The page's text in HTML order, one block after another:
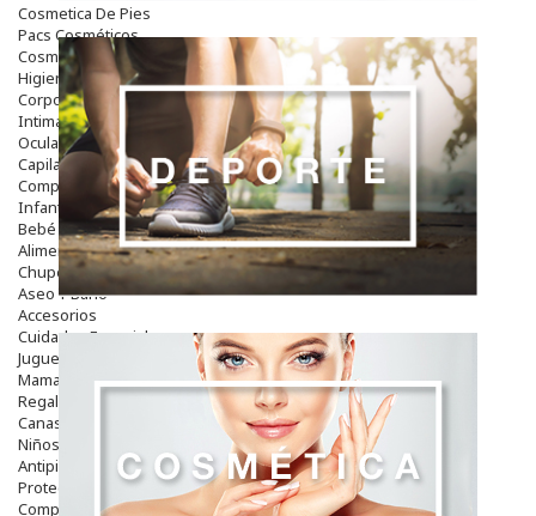
Cosmetica De Pies
Pacs Cosméticos
Cosmetica Facial Piel Sensible
Higiene
Corporal
Intima
Ocular
Capilar
Complementos
Infantil
Bebé
Alimentación Y Complementos
Chupetes Y Mordedores
Aseo Y Baño
Accesorios
Cuidados Especiales
Juguetes
Mama
Regalos
Canastilla
Niños
Antipiojos
Protección Solar
Complementos Alimentarios